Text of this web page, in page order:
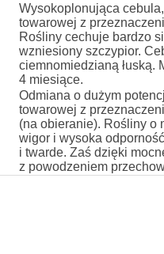
Wysokoplonująca
towarowej z
Rośliny cechuje bardzo
wzniesiony szczypior.
ciemnomiedzianą łuską.
4 miesiące.
Odmiana o dużym
towarowej z
(na obieranie). Rośliny o
wigor i wysoka
i twarde. Zaś dzięki
z powodzeniem